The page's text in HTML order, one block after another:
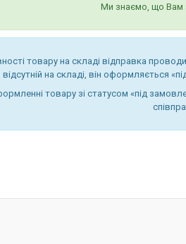
Ми знаємо, що Вам
товару на складі відправка
на складі, він оформляється
товару зі статусом «під